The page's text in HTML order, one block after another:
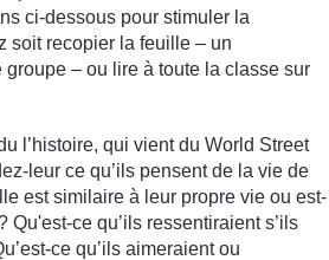
ci-dessous pour stimuler la
soit recopier la feuille – un
– ou lire à toute la classe sur
l’histoire, qui vient du World Street
leur ce qu’ils pensent de la vie de
est similaire à leur propre vie ou est-
Qu'est-ce qu’ils ressentiraient s’ils
ce qu’ils aimeraient ou